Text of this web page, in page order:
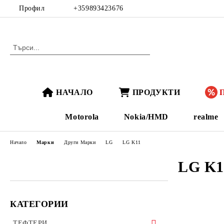
Профил +359893423676
НАЧАЛО ПРОДУКТИ
Motorola Nokia/HMD realme
КАТЕГОРИИ
Начало Марки Други Марки LG LG K11
LG